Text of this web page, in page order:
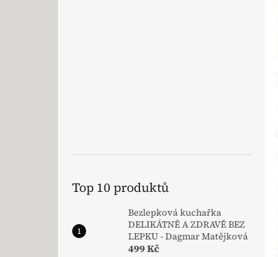
Top 10 produktů
Bezlepková kuchařka
DELIKÁTNĚ A ZDRAVĚ BEZ
LEPKU - Dagmar Matějková
499 Kč